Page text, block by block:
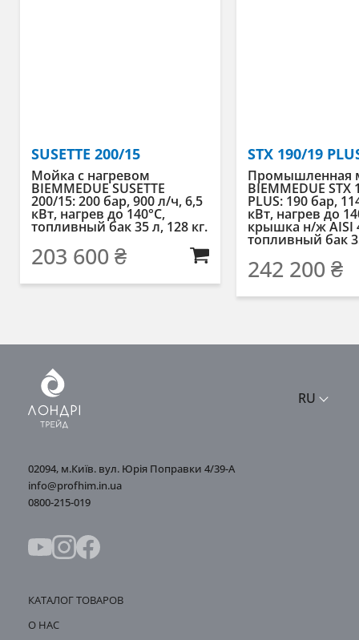
SUSETTE 200/15
Мойка с нагревом
BIEMMEDUE SUSETTE
200/15: 200 бар, 900 л/ч, 6,5
кВт, нагрев до 140°C,
топливный бак 35 л, 128 кг.
203 600 ₴
STX 190/19
Промышленная
BIEMMEDUE STX
PLUS: 190 бар,
кВт, нагрев до
крышка н/ж AISI
топливный бак
242 200 ₴
RU
02094, м.Київ. вул. Юрія Поправки 4/39-А
info@profhim.in.ua
0800-215-019
КАТАЛОГ ТОВАРОВ
О НАС